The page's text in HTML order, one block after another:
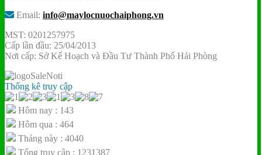
Email: info@maylocnuochaiphong.vn
MST: 0201257975
Cấp lần đầu: 25/04/2013
Nơi cấp: Sở Kế Hoạch và Đầu Tư Thành Phố Hải Phòng
Thống kê truy cập
Hôm nay : 143
Hôm qua : 464
Tháng này : 4040
Tổng truy cập : 1231387